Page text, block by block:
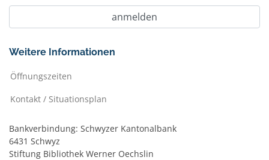
Weitere Informationen
Öffnungszeiten
Kontakt / Situationsplan
Bankverbindung: Schwyzer Kantonalbank
6431 Schwyz
Stiftung Bibliothek Werner Oechslin